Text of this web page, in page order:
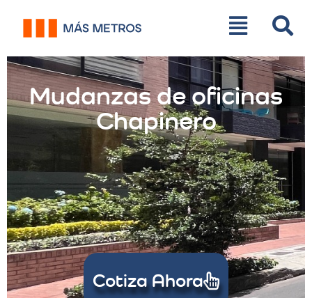
Mudanzas de oficinas
Chapinero
Cotiza Ahora